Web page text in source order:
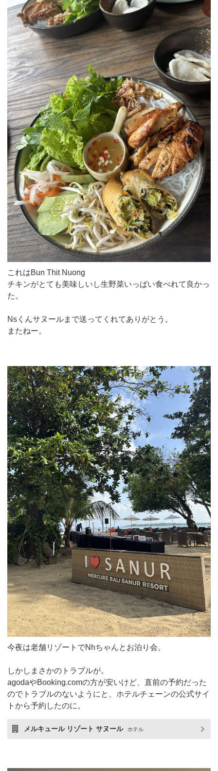
これはBun Thit Nuong
チキンがとても美味しいし生野菜いっぱい食べれて良かっ
た。
Nsくんサヌールまで送ってくれてありがとう。
またねー。
今夜は老舗リゾートでNhちゃんとお泊り会。
しかしまさかのトラブルが。
agodaやBooking.comの方が安いけど、直前の予約だった
のでトラブルのないようにと、ホテルチェーンの公式サイ
トから予約したのに。
メルキュール リゾート サヌール ホテル